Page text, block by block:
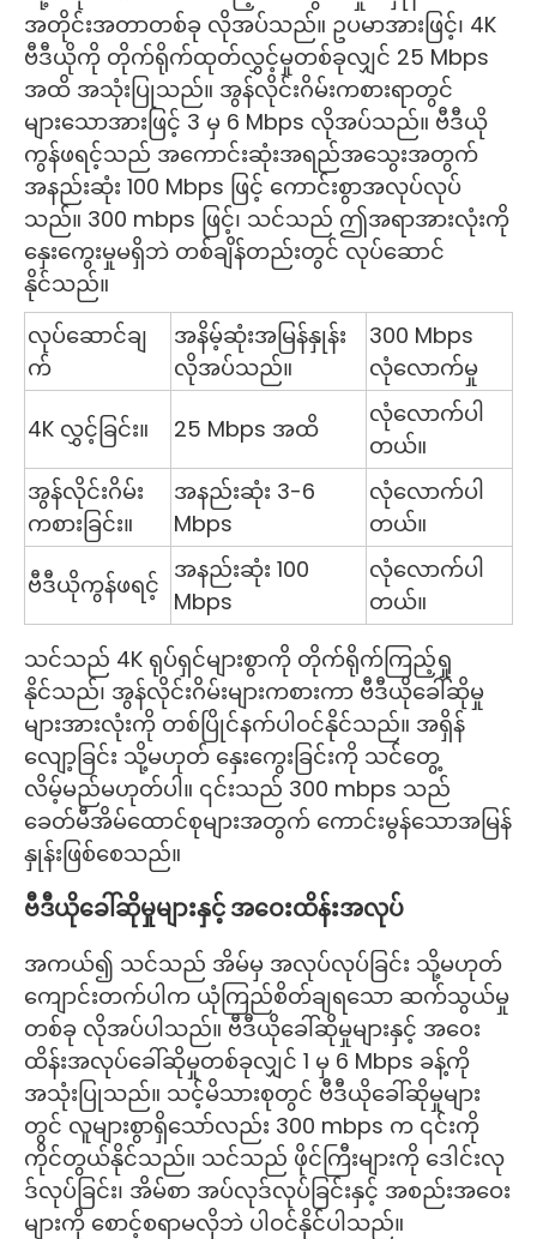
အတိုင်းအတာတစ်ခု လိုအပ်သည်။ ဥပမာအားဖြင့်၊ 4K
ဗီဒီယိုကို တိုက်ရိုက်ထုတ်လွှင့်မှုတစ်ခုလျှင် 25 Mbps
အထိ အသုံးပြုသည်။ အွန်လိုင်းဂိမ်းကစားရာတွင်
များသောအားဖြင့် 3 မှ 6 Mbps လိုအပ်သည်။ ဗီဒီယို
ကွန်ဖရင့်သည် အကောင်းဆုံးအရည်အသွေးအတွက်
အနည်းဆုံး 100 Mbps ဖြင့် ကောင်းစွာအလုပ်လုပ်
သည်။ 300 mbps ဖြင့်၊ သင်သည် ဤအရာအားလုံးကို
နှေးကွေးမှုမရှိဘဲ တစ်ချိန်တည်းတွင် လုပ်ဆောင်
နိုင်သည်။
လုပ်ဆောင်ချ
က်
အနိမ့်ဆုံးအမြန်နှုန်း
လိုအပ်သည်။
300 Mbps
လုံလောက်မှု
4K လွှင့်ခြင်း။ 25 Mbps အထိ
လုံလောက်ပါ
တယ်။
အွန်လိုင်းဂိမ်း
ကစားခြင်း။
အနည်းဆုံး 3-6
Mbps
လုံလောက်ပါ
တယ်။
ဗီဒီယိုကွန်ဖရင့်
အနည်းဆုံး 100
Mbps
လုံလောက်ပါ
တယ်။
သင်သည် 4K ရုပ်ရှင်များစွာကို တိုက်ရိုက်ကြည့်ရှု
နိုင်သည်၊ အွန်လိုင်းဂိမ်းများကစားကာ ဗီဒီယိုခေါ်ဆိုမှု
များအားလုံးကို တစ်ပြိုင်နက်ပါဝင်နိုင်သည်။ အရှိန်
လျော့ခြင်း သို့မဟုတ် နှေးကွေးခြင်းကို သင်တွေ့
လိမ့်မည်မဟုတ်ပါ။ ၎င်းသည် 300 mbps သည်
ခေတ်မီအိမ်ထောင်စုများအတွက် ကောင်းမွန်သောအမြန်
နှုန်းဖြစ်စေသည်။
ဗီဒီယိုခေါ်ဆိုမှုများနှင့် အဝေးထိန်းအလုပ်
အကယ်၍ သင်သည် အိမ်မှ အလုပ်လုပ်ခြင်း သို့မဟုတ်
ကျောင်းတက်ပါက ယုံကြည်စိတ်ချရသော ဆက်သွယ်မှု
တစ်ခု လိုအပ်ပါသည်။ ဗီဒီယိုခေါ်ဆိုမှုများနှင့် အဝေး
ထိန်းအလုပ်ခေါ်ဆိုမှုတစ်ခုလျှင် 1 မှ 6 Mbps ခန့်ကို
အသုံးပြုသည်။ သင့်မိသားစုတွင် ဗီဒီယိုခေါ်ဆိုမှုများ
တွင် လူများစွာရှိသော်လည်း 300 mbps က ၎င်းကို
ကိုင်တွယ်နိုင်သည်။ သင်သည် ဖိုင်ကြီးများကို ဒေါင်းလု
ဒ်လုပ်ခြင်း၊ အိမ်စာ အပ်လုဒ်လုပ်ခြင်းနှင့် အစည်းအဝေး
များကို စောင့်စရာမလိုဘဲ ပါဝင်နိုင်ပါသည်။